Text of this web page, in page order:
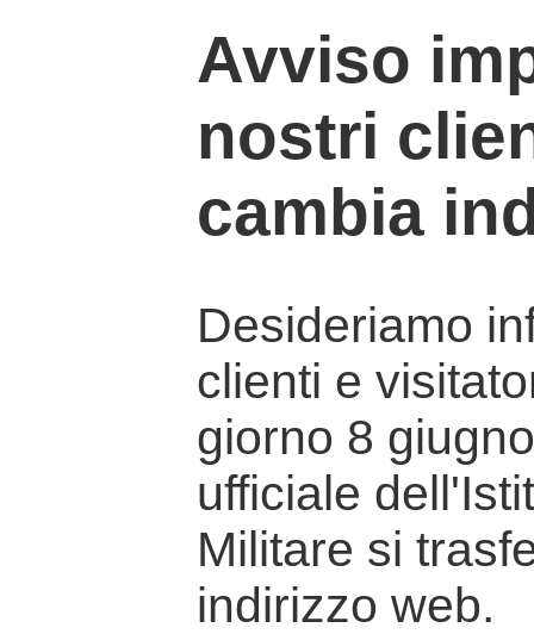
Avviso
nostri
cambia
Desideriamo
clienti e
giorno 8
ufficiale
Militare si
indirizzo web.